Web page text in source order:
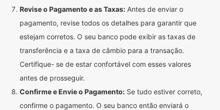
Revise o Pagamento e as Taxas: Antes de enviar o
pagamento, revise todos os detalhes para garantir que
estejam corretos. O seu banco pode exibir as taxas de
transferência e a taxa de câmbio para a transação.
Certifique- se de estar confortável com esses valores
antes de prosseguir.
Confirme e Envie o Pagamento: Se tudo estiver correto,
confirme o pagamento. O seu banco então enviará o